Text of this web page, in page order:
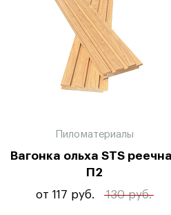
Пиломатериалы
Вагонка ольха STS
П2
от 117 руб.
130 руб.